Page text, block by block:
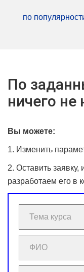
по
По
ничего
Вы можете:
1. Изменить
2. Оставить
разработаем его в